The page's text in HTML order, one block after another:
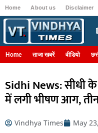
Home About us Disclaimer
Home ताजा खबरें वीडियो
Sidhi News: सीधी
में लगी भीषण आग,
Vindhya Times May